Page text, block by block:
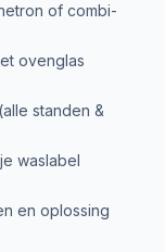
of combi-
ovenglas
standen &
waslabel
en oplossing